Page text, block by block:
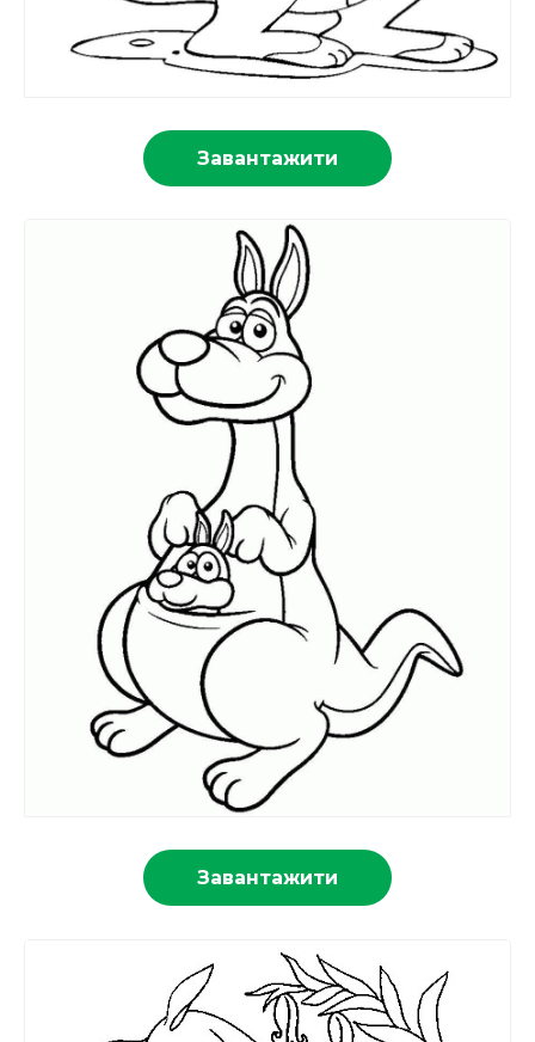
Завантажити
Завантажити